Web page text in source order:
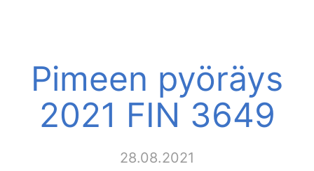
Pimeen pyöräys
2021 FIN 3649
28.08.2021